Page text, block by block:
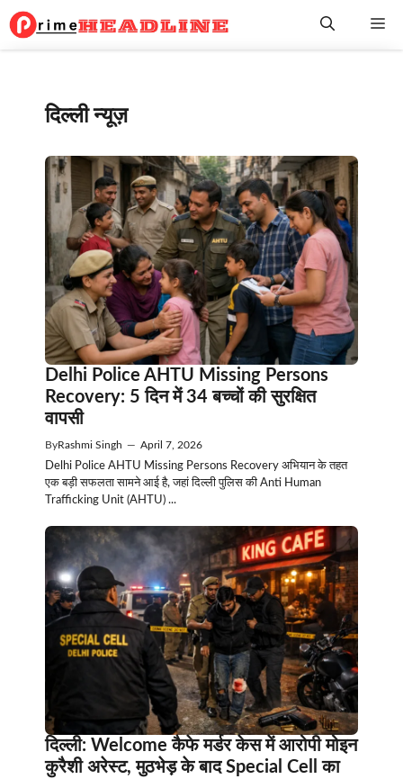
Skip
to
दिल्ली न्यूज़
Delhi Police AHTU Missing Persons
Recovery: 5 दिन में 34 बच्चों की सुरक्षित
वापसी
ByRashmi Singh — April 7, 2026
Delhi Police AHTU Missing Persons Recovery अभियान के तहत
एक बड़ी सफलता सामने आई है, जहां दिल्ली पुलिस की Anti Human
Trafficking Unit (AHTU) ...
दिल्ली: Welcome कैफे मर्डर केस में आरोपी मोइन
कुरैशी अरेस्ट, मुठभेड़ के बाद Special Cell का